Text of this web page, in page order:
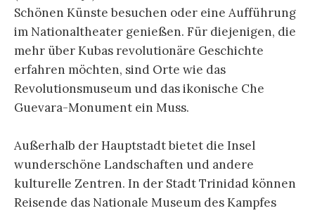
Schönen Künste besuchen oder eine Aufführung
im Nationaltheater genießen. Für diejenigen, die
mehr über Kubas revolutionäre Geschichte
erfahren möchten, sind Orte wie das
Revolutionsmuseum und das ikonische Che
Guevara-Monument ein Muss.
Außerhalb der Hauptstadt bietet die Insel
wunderschöne Landschaften und andere
kulturelle Zentren. In der Stadt Trinidad können
Reisende das Nationale Museum des Kampfes